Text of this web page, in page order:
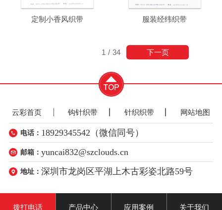
定制小香风织带 服装经纬织带
1 / 34 下一页
云彩首页 钩针织带 针织织带 网站地图
电话： 18929345542（微信同号）
邮箱：yuncai832@szclouds.cn
地址：深圳市龙岗区平湖上木古彩姿北路59号
拨打电话 产品中心 应用案例 关于我们